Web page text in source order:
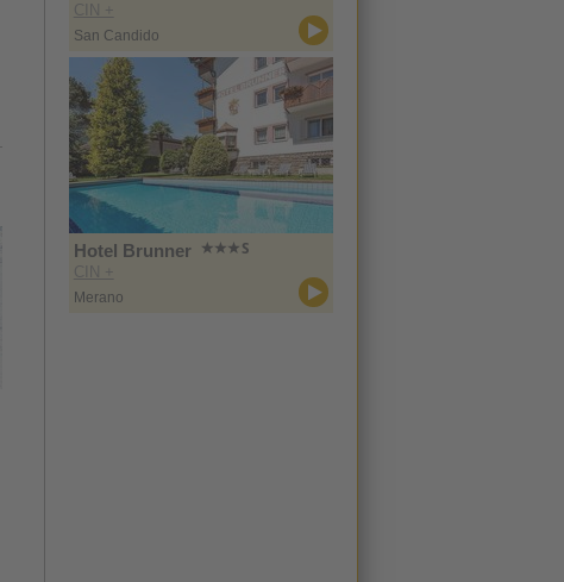
CIN +
San Candido
Hotel Brunner
CIN +
Merano